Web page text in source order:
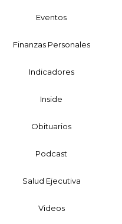
Eventos
Finanzas Personales
Indicadores
Inside
Obituarios
Podcast
Salud Ejecutiva
Videos